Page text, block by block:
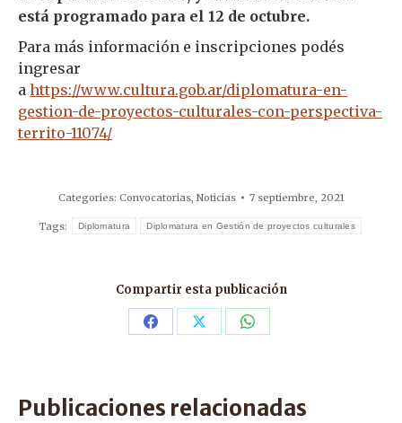
está programado para el 12 de octubre.
Para más información e inscripciones podés
ingresar
a https://www.cultura.gob.ar/diplomatura-en-
gestion-de-proyectos-culturales-con-perspectiva-
territo-11074/
Categories: Convocatorias, Noticias 7 septiembre, 2021
Tags: Diplomatura Diplomatura en Gestión de proyectos culturales
Compartir esta publicación
Share Share Share
Publicaciones relacionadas